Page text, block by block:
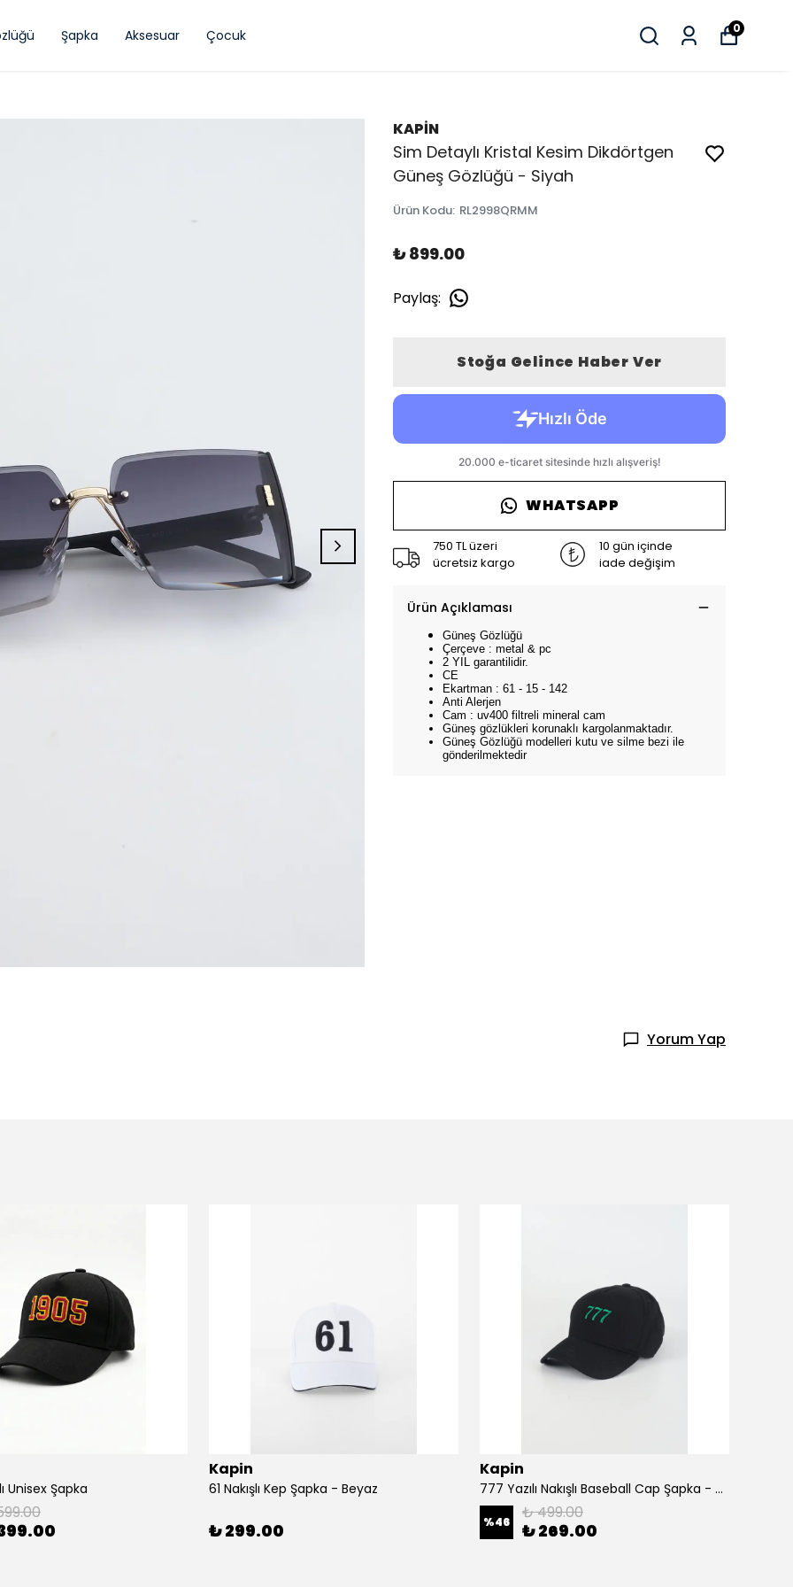
Şapka Aksesuar Çocuk 0
KAPİN
Sim Detaylı Kristal Kesim Dikdörtgen
Güneş Gözlüğü - Siyah
Ürün Kodu: RL2998QRMM
₺ 899.00
Paylaş:
Stoğa Gelince Haber Ver
WHATSAPP
750 TL üzeri
ücretsiz kargo
10 gün içinde
iade değişim
Ürün Açıklaması
Güneş Gözlüğü
Çerçeve : metal & pc
2 YIL garantilidir.
CE
Ekartman : 61 - 15 - 142
Anti Alerjen
Cam : uv400 filtreli mineral cam
Güneş gözlükleri korunaklı kargolanmaktadır.
Güneş Gözlüğü modelleri kutu ve silme bezi ile
gönderilmektedir
Yorum Yap
Unisex Şapka
Kapin
61 Nakışlı Kep Şapka - Beyaz
₺ 299.00
Kapin
777 Yazılı Nakışlı Baseball Cap Şapka - Siyah
%46 ₺ 499.00
₺ 269.00